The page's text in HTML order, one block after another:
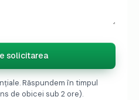
solicitarea
Răspundem în timpul
de obicei sub 2 ore).